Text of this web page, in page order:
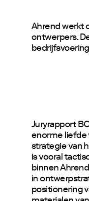
Ahrend werkt
ontwerpers.
Juryrapport
enorme liefde
strategie van
is vooral
binnen
in
positionering